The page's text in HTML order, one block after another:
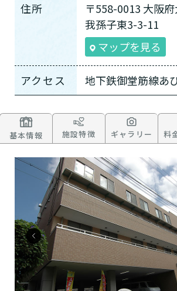
住所
〒558-0013 大阪
我孫子東3-3-11
マップを見る
アクセス 地下鉄御堂筋線あ
基本情報 施設特徴 ギャラリー 料